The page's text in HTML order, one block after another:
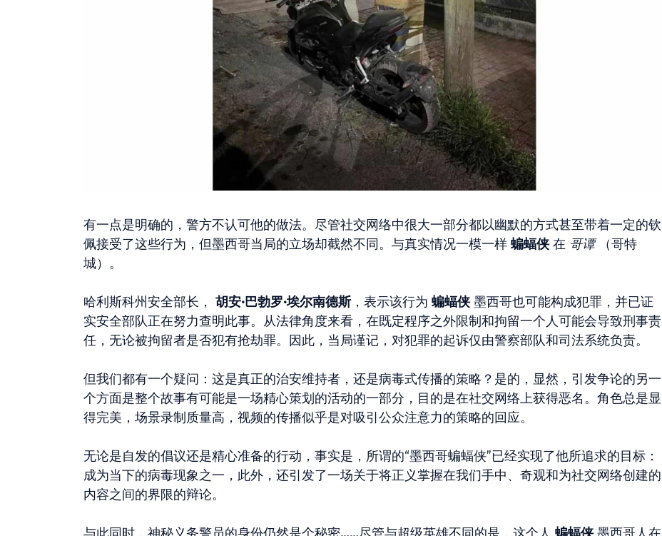
有一点是明确的，警方不认可他的做法。尽管社交网络中很大一部分都以幽默的方式甚至带着一定的钦
佩接受了这些行为，但墨西哥当局的立场却截然不同。与真实情况一模一样 蝙蝠侠在 哥谭（哥特
城）。
哈利斯科州安全部长， 胡安·巴勃罗·埃尔南德斯，表示该行为 蝙蝠侠墨西哥也可能构成犯罪，并已证
实安全部队正在努力查明此事。从法律角度来看，在既定程序之外限制和拘留一个人可能会导致刑事责
任，无论被拘留者是否犯有抢劫罪。因此，当局谨记，对犯罪的起诉仅由警察部队和司法系统负责。
但我们都有一个疑问：这是真正的治安维持者，还是病毒式传播的策略？是的，显然，引发争论的另一
个方面是整个故事有可能是一场精心策划的活动的一部分，目的是在社交网络上获得恶名。角色总是显
得完美，场景录制质量高，视频的传播似乎是对吸引公众注意力的策略的回应。
无论是自发的倡议还是精心准备的行动，事实是，所谓的“墨西哥蝙蝠侠”已经实现了他所追求的目标：
成为当下的病毒现象之一，此外，还引发了一场关于将正义掌握在我们手中、奇观和为社交网络创建的
内容之间的界限的辩论。